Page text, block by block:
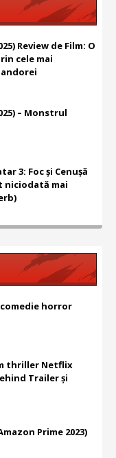
Review de Film: O
cele mai
– Monstrul
3: Foc și Cenușă
niciodată mai
horror
thriller Netflix
Trailer și
Prime 2023)